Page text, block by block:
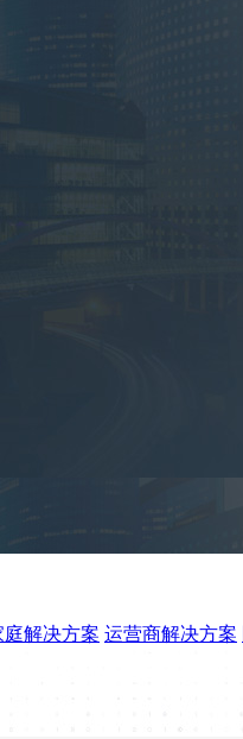
庭解决方案 运营商解决方案